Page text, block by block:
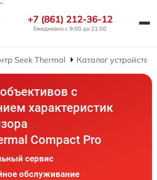
+7 (861) 212-36-12
Ежедневно с 9:00 до 21:00
Seek Thermal Каталог устройств
с
характеристик
Compact Pro
сервис
обслуживание